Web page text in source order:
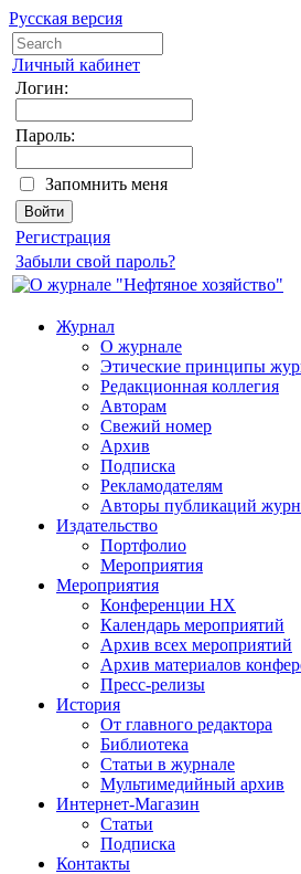
Русская версия
Личный кабинет
Логин:
Пароль:
Запомнить меня
Регистрация
Забыли свой пароль?
Журнал
О журнале
Этические принципы
Редакционная коллегия
Авторам
Свежий номер
Архив
Подписка
Рекламодателям
Авторы публикаций
Издательство
Портфолио
Мероприятия
Мероприятия
Конференции НХ
Календарь мероприятий
Архив всех мероприятий
Архив материалов
Пресс-релизы
История
От главного редактора
Библиотека
Статьи в журнале
Мультимедийный архив
Интернет-Магазин
Статьи
Подписка
Контакты